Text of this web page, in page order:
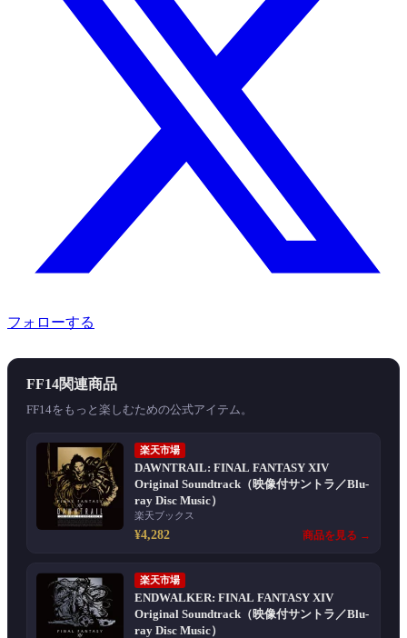
フォローする
FF14関連商品
FF14をもっと楽しむための公式アイテム。
楽天市場
DAWNTRAIL: FINAL FANTASY XIV
Original Soundtrack（映像付サントラ／Blu-
ray Disc Music）
楽天ブックス
¥4,282 商品を見る →
楽天市場
ENDWALKER: FINAL FANTASY XIV
Original Soundtrack（映像付サントラ／Blu-
ray Disc Music）